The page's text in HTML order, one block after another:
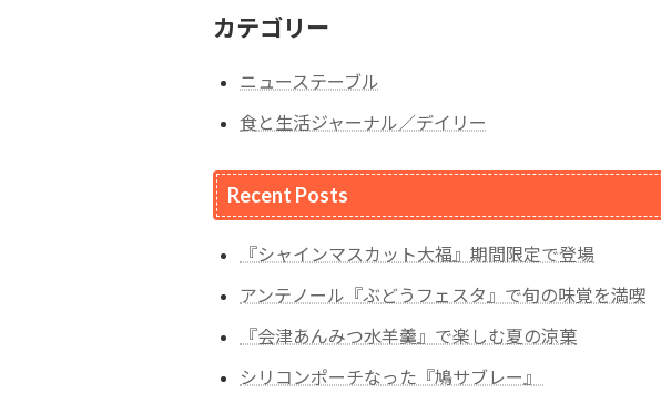
カテゴリー
ニューステーブル
食と生活ジャーナル／デイリー
Recent Posts
『シャインマスカット大福』期間限定で登場
アンテノール『ぶどうフェスタ』で旬の味覚を満喫
『会津あんみつ水羊羹』で楽しむ夏の涼菓
シリコンポーチなった『鳩サブレー』